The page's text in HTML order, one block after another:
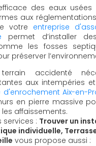
des eaux
aux
votre entreprise
permet d’installer
les fosses
préserver
accidenté
aux intempéries et
d'enrochement Aix-en-
en pierre massive
affaissements.
services : Trouver un
individuelle,
vous propose aussi :